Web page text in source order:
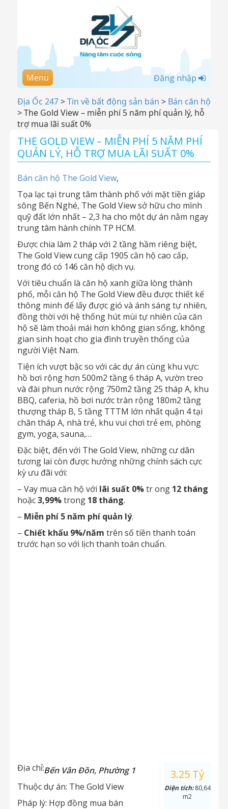
Menu Đăng nhập
Địa Ốc 247>Tin về bất động sản bán > Bán căn hộ
>The Gold View – miễn phí 5 năm phí quản lý, hỗ
trợ mua lãi suất 0%
THE GOLD VIEW – MIỄN PHÍ 5 NĂM PHÍ
QUẢN LÝ, HỖ TRỢ MUA LÃI SUẤT 0%
Bán căn hộ The Gold View,
Tọa lạc tại trung tâm thành phố với mặt tiền giáp
sông Bến Nghé, The Gold View sở hữu cho mình
quỹ đất lớn nhất – 2,3 ha cho một dự án nằm ngay
trung tâm hành chính TP HCM.
Được chia làm 2 tháp với 2 tầng hầm riêng biệt,
The Gold View cung cấp 1905 căn hộ cao cấp,
trong đó có 146 căn hộ dịch vụ.
Với tiêu chuẩn là căn hộ xanh giữa lòng thành
phố, mỗi căn hộ The Gold View đều được thiết kế
thông minh để lấy được gió và ánh sáng tự nhiên,
đồng thời với hệ thống hút mùi tự nhiên của căn
hộ sẽ làm thoải mái hơn không gian sống, không
gian sinh hoạt cho gia đình truyền thống của
người Việt Nam.
Tiện ích vượt bậc so với các dự án cùng khu vực:
hồ bơi rộng hơn 500m2 tầng 6 tháp A, vườn treo
và đài phun nước rộng 750m2 tầng 25 tháp A, khu
BBQ, caferia, hồ bơi nước tràn rộng 180m2 tầng
thượng tháp B, 5 tầng TTTM lớn nhất quận 4 tại
chân tháp A, nhà trẻ, khu vui chơi trẻ em, phòng
gym, yoga, sauna,…
Đặc biệt, đến với The Gold View, những cư dân
tương lai còn được hưởng những chính sách cực
kỳ ưu đãi với:
– Vay mua căn hộ với lãi suất 0%tr ong 12 tháng
hoặc3,99%trong 18 tháng.
– Miễn phí 5 năm phí quản lý.
– Chiết khấu 9%/năm trên số tiền thanh toán
trước hạn so với lịch thanh toán chuẩn.
Địa chỉ:Bến Vân Đồn, Phường 1
Thuộc dự án: The Gold View
Pháp lý: Hợp đồng mua bán
3.25 Tỷ
Diện tích:80,64
m2